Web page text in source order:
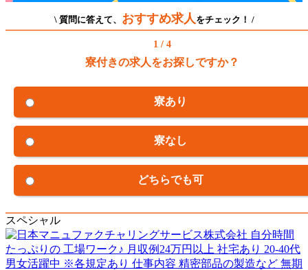
\ 質問に答えて、 おすすめ求人 をチェック！ /
1 / 4
寮付きの求人をお探しですか？
寮あり
寮なし
どちらでも可
スペシャル